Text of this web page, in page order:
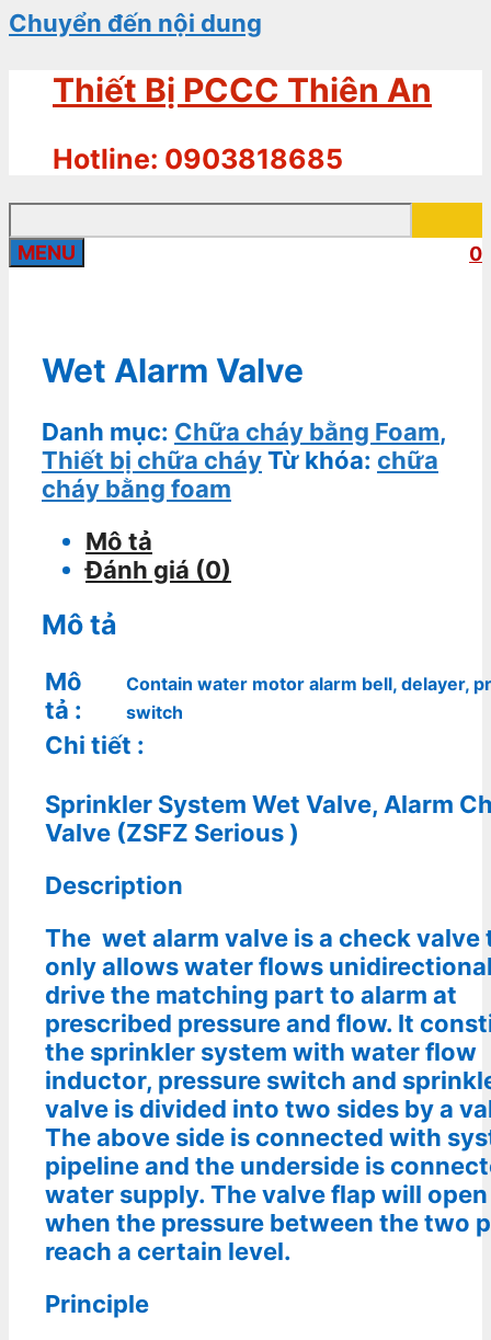
Chuyển đến nội dung
Thiết Bị PCCC Thiên An
Hotline: 0903818685
0
MENU
Wet Alarm Valve
Danh mục: Chữa cháy bằng Foam,
Thiết bị chữa cháyTừ khóa: chữa
cháy bằng foam
Mô tả
Đánh giá (0)
Mô tả
Mô
tả :
Contain water motor alarm bell, delayer,
switch
Chi tiết :
Sprinkler System Wet Valve, Alarm
Valve (ZSFZ Serious )
Description
The wet alarm valve is a check valve
only allows water flows
drive the matching part to alarm at
prescribed pressure and flow. It
the sprinkler system with water flow
inductor, pressure switch and
valve is divided into two sides by a
The above side is connected with
pipeline and the underside is
water supply. The valve flap will
when the pressure between the two
reach a certain level.
Principle